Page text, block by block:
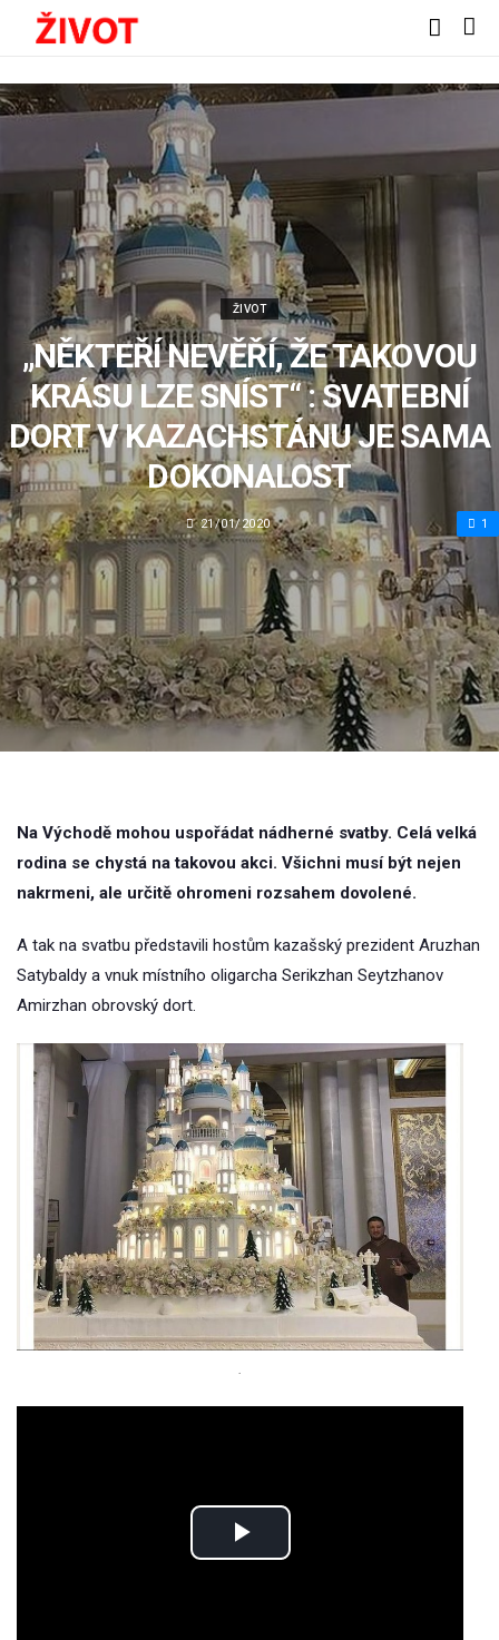
ŽIVOT
„NĚKTEŘÍ NEVĚŘÍ, ŽE TAKOVOU
KRÁSU LZE SNÍST“ : SVATEBNÍ
DORT V KAZACHSTÁNU JE SAMA
DOKONALOST
21/01/2020 1
Na Východě mohou uspořádat nádherné svatby. Celá velká
rodina se chystá na takovou akci. Všichni musí být nejen
nakrmeni, ale určitě ohromeni rozsahem dovolené.
A tak na svatbu představili hostům kazašský prezident Aruzhan
Satybaldy a vnuk místního oligarcha Serikzhan Seytzhanov
Amirzhan obrovský dort.
.
Play